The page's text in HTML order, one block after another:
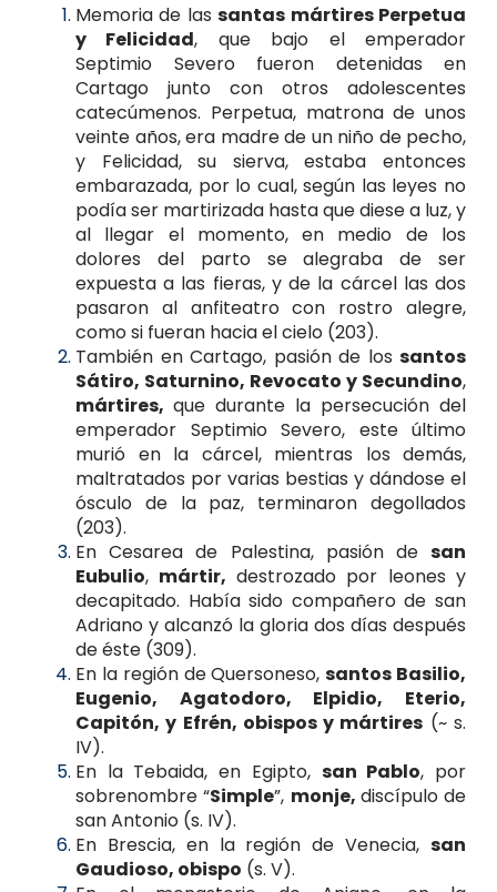
Memoria de lassantas mártires Perpetua
y Felicidad, que bajo el emperador
Septimio Severo fueron detenidas en
Cartago junto con otros adolescentes
catecúmenos. Perpetua, matrona de unos
veinte años, era madre de un niño de pecho,
y Felicidad, su sierva, estaba entonces
embarazada, por lo cual, según las leyes no
podía ser martirizada hasta que diese a luz, y
al llegar el momento, en medio de los
dolores del parto se alegraba de ser
expuesta a las fieras, y de la cárcel las dos
pasaron al anfiteatro con rostro alegre,
como si fueran hacia el cielo (203).
También en Cartago, pasión de los santos
Sátiro, Saturnino, Revocato y Secundino,
mártires, que durante la persecución del
emperador Septimio Severo, este último
murió en la cárcel, mientras los demás,
maltratados por varias bestias y dándose el
ósculo de la paz, terminaron degollados
(203).
En Cesarea de Palestina, pasión de san
Eubulio, mártir, destrozado por leones y
decapitado. Había sido compañero de san
Adriano y alcanzó la gloria dos días después
de éste (309).
En la región de Quersoneso,santos Basilio,
Eugenio, Agatodoro, Elpidio, Eterio,
Capitón, y Efrén, obispos y mártires (~ s.
IV).
En la Tebaida, en Egipto, san Pablo, por
sobrenombre “Simple”, monje, discípulo de
san Antonio (s. IV).
En Brescia, en la región de Venecia, san
Gaudioso, obispo (s. V).